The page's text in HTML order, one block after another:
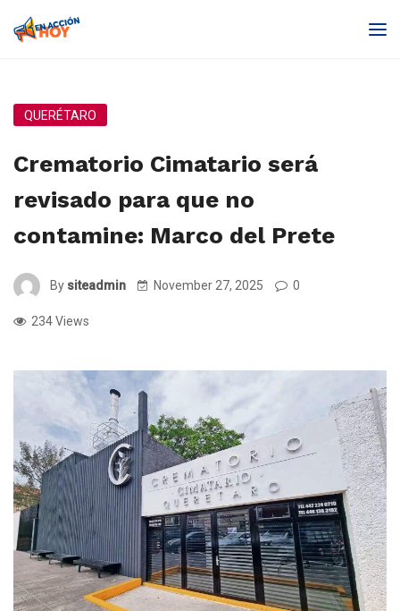
QUERÉTARO
Crematorio Cimatario será
revisado para que no
contamine: Marco del Prete
By siteadmin November 27, 2025 0
234 Views